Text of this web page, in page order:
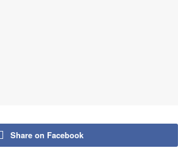
Share on Facebook